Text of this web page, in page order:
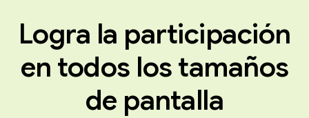
Logra la participación
en todos los tamaños
de pantalla